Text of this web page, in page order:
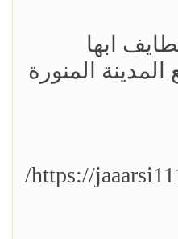
ابها
المنورة
https://